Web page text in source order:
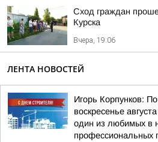
Сход граждан
Курска
Вчера, 19:06
ЛЕНТА НОВОСТЕЙ
Игорь Корпунков:
воскресенье
один из любимых в
профессиональных